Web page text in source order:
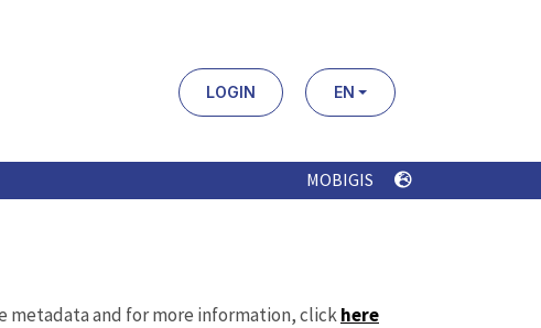
LOGIN EN
MOBIGIS
metadata and for more information, clickhere